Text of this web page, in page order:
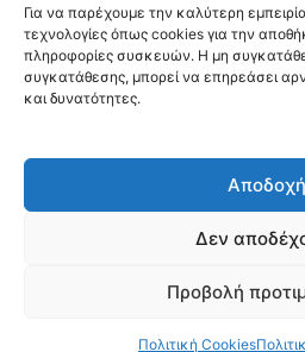
Για να παρέχουμε την καλύτερη
τεχνολογίες όπως cookies για την
πληροφορίες συσκευών. Η μη
συγκατάθεσης, μπορεί να επηρεάσει
και δυνατότητες.
Αποδοχή
Δεν
Προβολή
Πολιτική Cookies
Τρόποι πληρωμής
Όροι και
Πολιτική
Πολιτική